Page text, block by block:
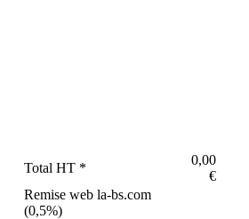
Total HT *
0,00
€
Remise web la-bs.com
(0,5%)